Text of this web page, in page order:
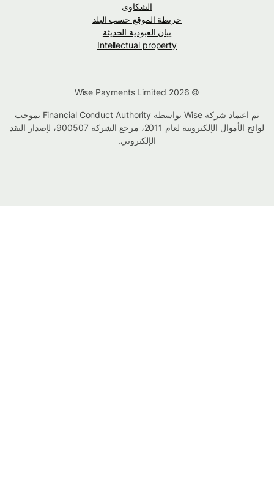
الشكاوى
خريطة الموقع حسب البلد
بيان العبودية الحديثة
Intellectual property
تم اعتماد شركة Wise بواسطة Financial Conduct Authority بموجب
لوائح الأموال الإلكترونية لعام 2011، مرجع الشركة
900507، لإصدار النقد
الإلكتروني.